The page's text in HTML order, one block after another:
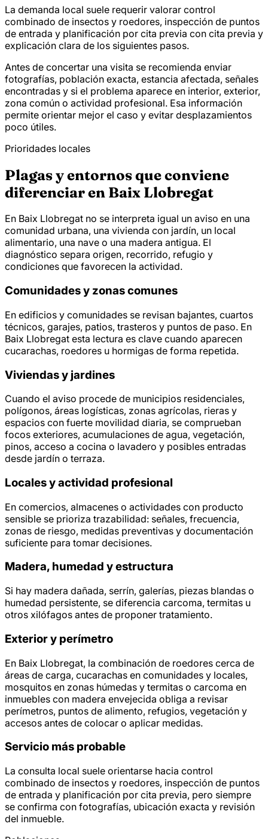
La demanda local suele requerir valorar control
combinado de insectos y roedores, inspección de puntos
de entrada y planificación por cita previa con cita previa y
explicación clara de los siguientes pasos.
Antes de concertar una visita se recomienda enviar
fotografías, población exacta, estancia afectada, señales
encontradas y si el problema aparece en interior, exterior,
zona común o actividad profesional. Esa información
permite orientar mejor el caso y evitar desplazamientos
poco útiles.
Prioridades locales
Plagas y entornos que conviene
diferenciar en Baix Llobregat
En Baix Llobregat no se interpreta igual un aviso en una
comunidad urbana, una vivienda con jardín, un local
alimentario, una nave o una madera antigua. El
diagnóstico separa origen, recorrido, refugio y
condiciones que favorecen la actividad.
Comunidades y zonas comunes
En edificios y comunidades se revisan bajantes, cuartos
técnicos, garajes, patios, trasteros y puntos de paso. En
Baix Llobregat esta lectura es clave cuando aparecen
cucarachas, roedores u hormigas de forma repetida.
Viviendas y jardines
Cuando el aviso procede de municipios residenciales,
polígonos, áreas logísticas, zonas agrícolas, rieras y
espacios con fuerte movilidad diaria, se comprueban
focos exteriores, acumulaciones de agua, vegetación,
pinos, acceso a cocina o lavadero y posibles entradas
desde jardín o terraza.
Locales y actividad profesional
En comercios, almacenes o actividades con producto
sensible se prioriza trazabilidad: señales, frecuencia,
zonas de riesgo, medidas preventivas y documentación
suficiente para tomar decisiones.
Madera, humedad y estructura
Si hay madera dañada, serrín, galerías, piezas blandas o
humedad persistente, se diferencia carcoma, termitas u
otros xilófagos antes de proponer tratamiento.
Exterior y perímetro
En Baix Llobregat, la combinación de roedores cerca de
áreas de carga, cucarachas en comunidades y locales,
mosquitos en zonas húmedas y termitas o carcoma en
inmuebles con madera envejecida obliga a revisar
perímetros, puntos de alimento, refugios, vegetación y
accesos antes de colocar o aplicar medidas.
Servicio más probable
La consulta local suele orientarse hacia control
combinado de insectos y roedores, inspección de puntos
de entrada y planificación por cita previa, pero siempre
se confirma con fotografías, ubicación exacta y revisión
del inmueble.